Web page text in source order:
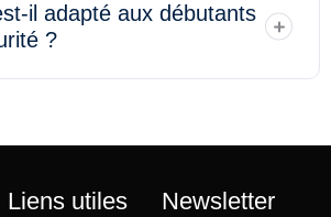
il adapté aux débutants
?
Liens utiles Newsletter